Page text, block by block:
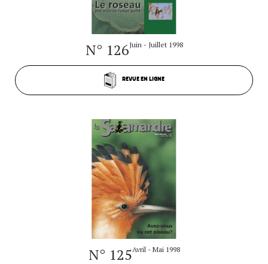
N° 126Juin - Juillet 1998
REVUE EN LIGNE
N° 125Avril - Mai 1998